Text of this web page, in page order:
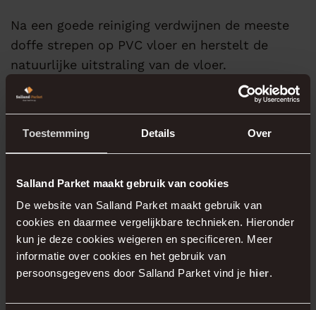
Toestemming Details Over
Salland Parket maakt gebruik van cookies
De website van Salland Parket maakt gebruik van
cookies en daarmee vergelijkbare technieken. Hieronder
kun je deze cookies weigeren en specificeren. Meer
informatie over cookies en het gebruik van
persoonsgegevens door Salland Parket vind je hier.
Na een goede reiniging verdwijnen de meeste
doffe strepen op PVC vloer en herstelt de
natuurlijke uitstraling van de vloer.
Voorkom nieuwe
strepen of doffe
plekken
Voorkomen is beter dan genezen. Gebruik
daarom de juisteonderhoudsproducten
voor goede vloerbescherming. Denk aan